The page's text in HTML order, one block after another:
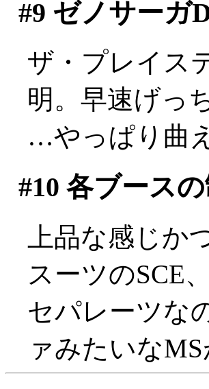
#9 ゼノサーガ
ザ・プレイス
明。早速げっ
…やっぱり曲
#10 各ブース
上品な感じか
スーツのSCE、
セパレーツな
ァみたいな